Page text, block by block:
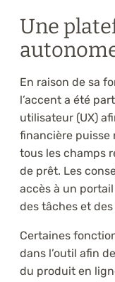
Une
En raison de sa
l’accent a été
utilisateur (UX)
financière puisse
tous les champs
de prêt. Les
accès à un
des tâches et
Certaines
dans l’outil afin
du produit en